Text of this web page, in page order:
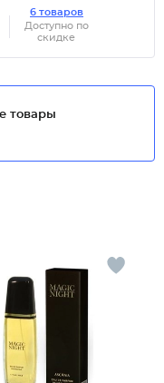
6 товаров
Доступно по
скидке
товары